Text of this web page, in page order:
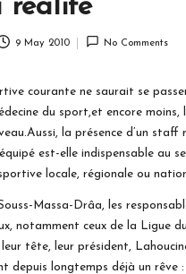
réalité
9 May 2010 No Comments
courante ne saurait se
du sport,et encore moins,
la présence d’un staff
est-elle indispensable au
locale, régionale ou
Massa-Drâa, les
notamment ceux de la Ligue
tête, leur président,
depuis longtemps déjà un rêve